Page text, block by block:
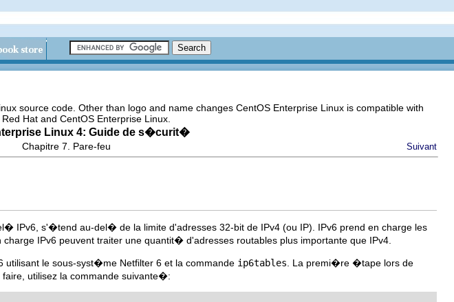
source code. Other than logo and name changes CentOS Enterprise Linux is compatible with
Hat and CentOS Enterprise Linux.
Linux 4: Guide de s�curit�
Chapitre 7. Pare-feu Suivant
IPv6, s'�tend au-del� de la limite d'adresses 32-bit de IPv4 (ou IP). IPv6 prend en charge les
IPv6 peuvent traiter une quantit� d'adresses routables plus importante que IPv4.
le sous-syst�me Netfilter 6 et la commande ip6tables . La premi�re �tape lors de
faire, utilisez la commande suivante�: